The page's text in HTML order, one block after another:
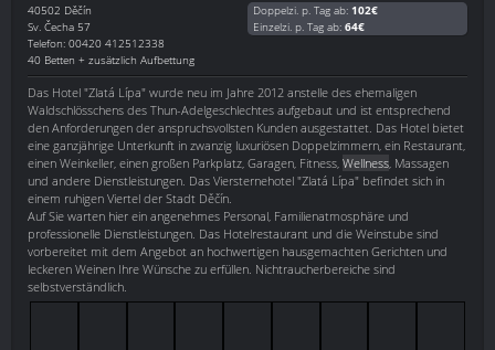
40502 Děčín
Sv. Čecha 57
Telefon: 00420 412512338
40 Betten + zusätzlich Aufbettung
Doppelzi. p. Tag ab: 102€
Einzelzi. p. Tag ab: 64€
Das Hotel "Zlatá Lípa" wurde neu im Jahre 2012 anstelle des ehemaligen
Waldschlösschens des Thun-Adelgeschlechtes aufgebaut und ist entsprechend
den Anforderungen der anspruchsvollsten Kunden ausgestattet. Das Hotel bietet
eine ganzjährige Unterkunft in zwanzig luxuriösen Doppelzimmern, ein Restaurant,
einen Weinkeller, einen großen Parkplatz, Garagen, Fitness, Wellness , Massagen
und andere Dienstleistungen. Das Viersternehotel "Zlatá Lípa" befindet sich in
einem ruhigen Viertel der Stadt Děčín.
Auf Sie warten hier ein angenehmes Personal, Familienatmosphäre und
professionelle Dienstleistungen. Das Hotelrestaurant und die Weinstube sind
vorbereitet mit dem Angebot an hochwertigen hausgemachten Gerichten und
leckeren Weinen Ihre Wünsche zu erfüllen. Nichtraucherbereiche sind
selbstverständlich.